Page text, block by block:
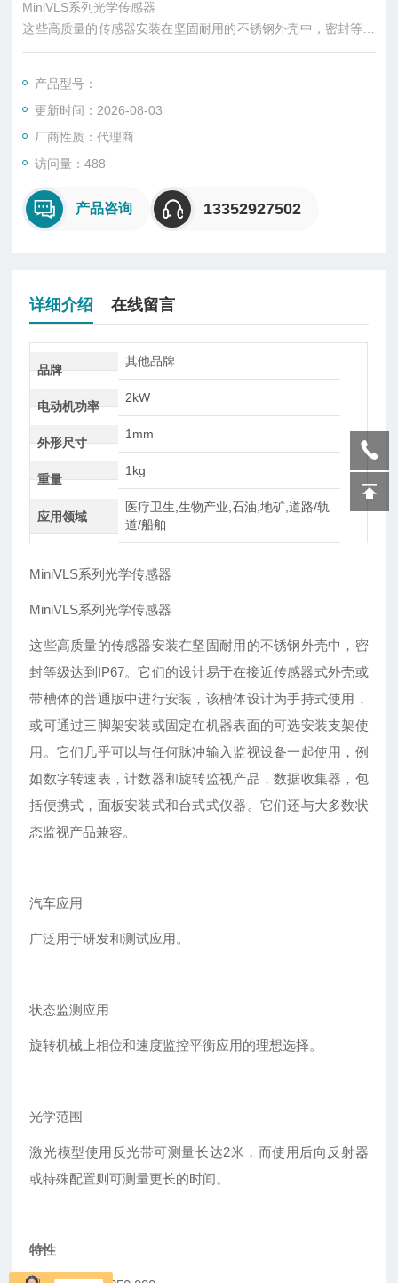
MiniVLS系列光学传感器
这些高质量的传感器安装在坚固耐用的不锈钢外壳中，密封等级
达到IP67。它们的设计易于在接近传感器式外壳或带槽体的普通
或固定在机器表面的可选安装支架使用。它们几乎可以与任何脉
冲输入监视设备一起使用，例如数字转速表，计数器和旋转监视
产品，数据收集器，包括便携式，面板安装式和台式式仪器。它
们还与大多数状态监视产品兼容。
产品型号：
更新时间：2026-08-03
厂商性质：代理商
访问量：488
产品咨询 13352927502
详细介绍 在线留言
品牌
其他品牌
电动机功率
2kW
外形尺寸
1mm
重量
1kg
应用领域
医疗卫生,生物产业,石油,地矿,道路/轨
道/船舶
MiniVLS系列光学传感器
MiniVLS系列光学传感器
这些高质量的传感器安装在坚固耐用的不锈钢外壳中，密
封等级达到IP67。它们的设计易于在接近传感器式外壳或
带槽体的普通版中进行安装，该槽体设计为手持式使用，
或可通过三脚架安装或固定在机器表面的可选安装支架使
用。它们几乎可以与任何脉冲输入监视设备一起使用，例
如数字转速表，计数器和旋转监视产品，数据收集器，包
括便携式，面板安装式和台式式仪器。它们还与大多数状
态监视产品兼容。
汽车应用
广泛用于研发和测试应用。
状态监测应用
旋转机械上相位和速度监控平衡应用的理想选择。
光学范围
激光模型使用反光带可测量长达2米，而使用后向反射器
或特殊配置则可测量更长的时间。
特性